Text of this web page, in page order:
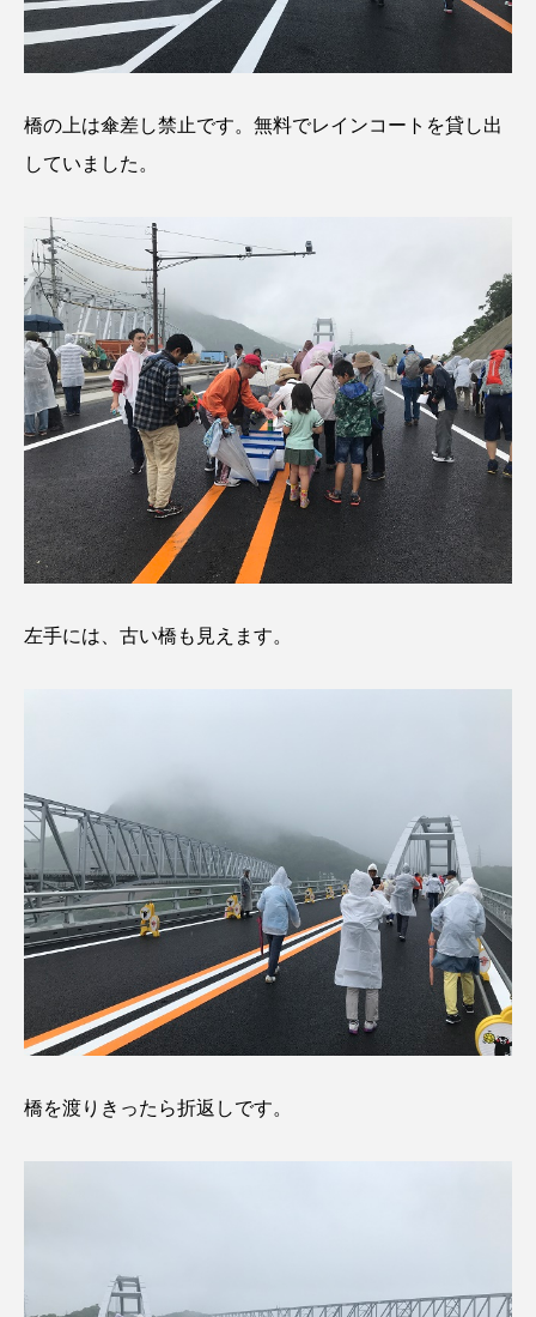
橋の上は傘差し禁止です。無料でレインコートを貸し出
していました。
左手には、古い橋も見えます。
橋を渡りきったら折返しです。